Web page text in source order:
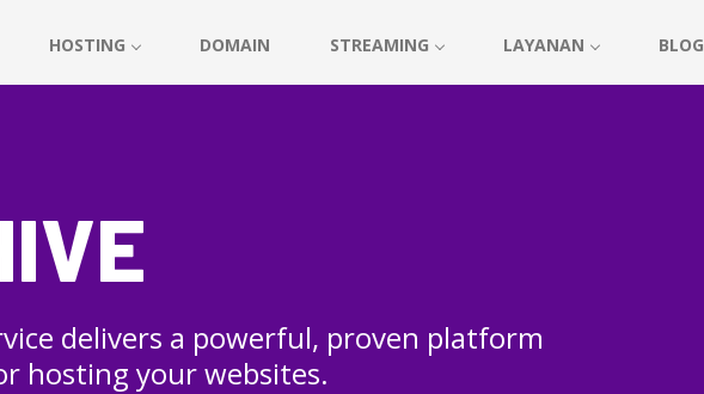
HOSTING DOMAIN STREAMING LAYANAN BLOG
delivers a powerful, proven platform
hosting your websites.